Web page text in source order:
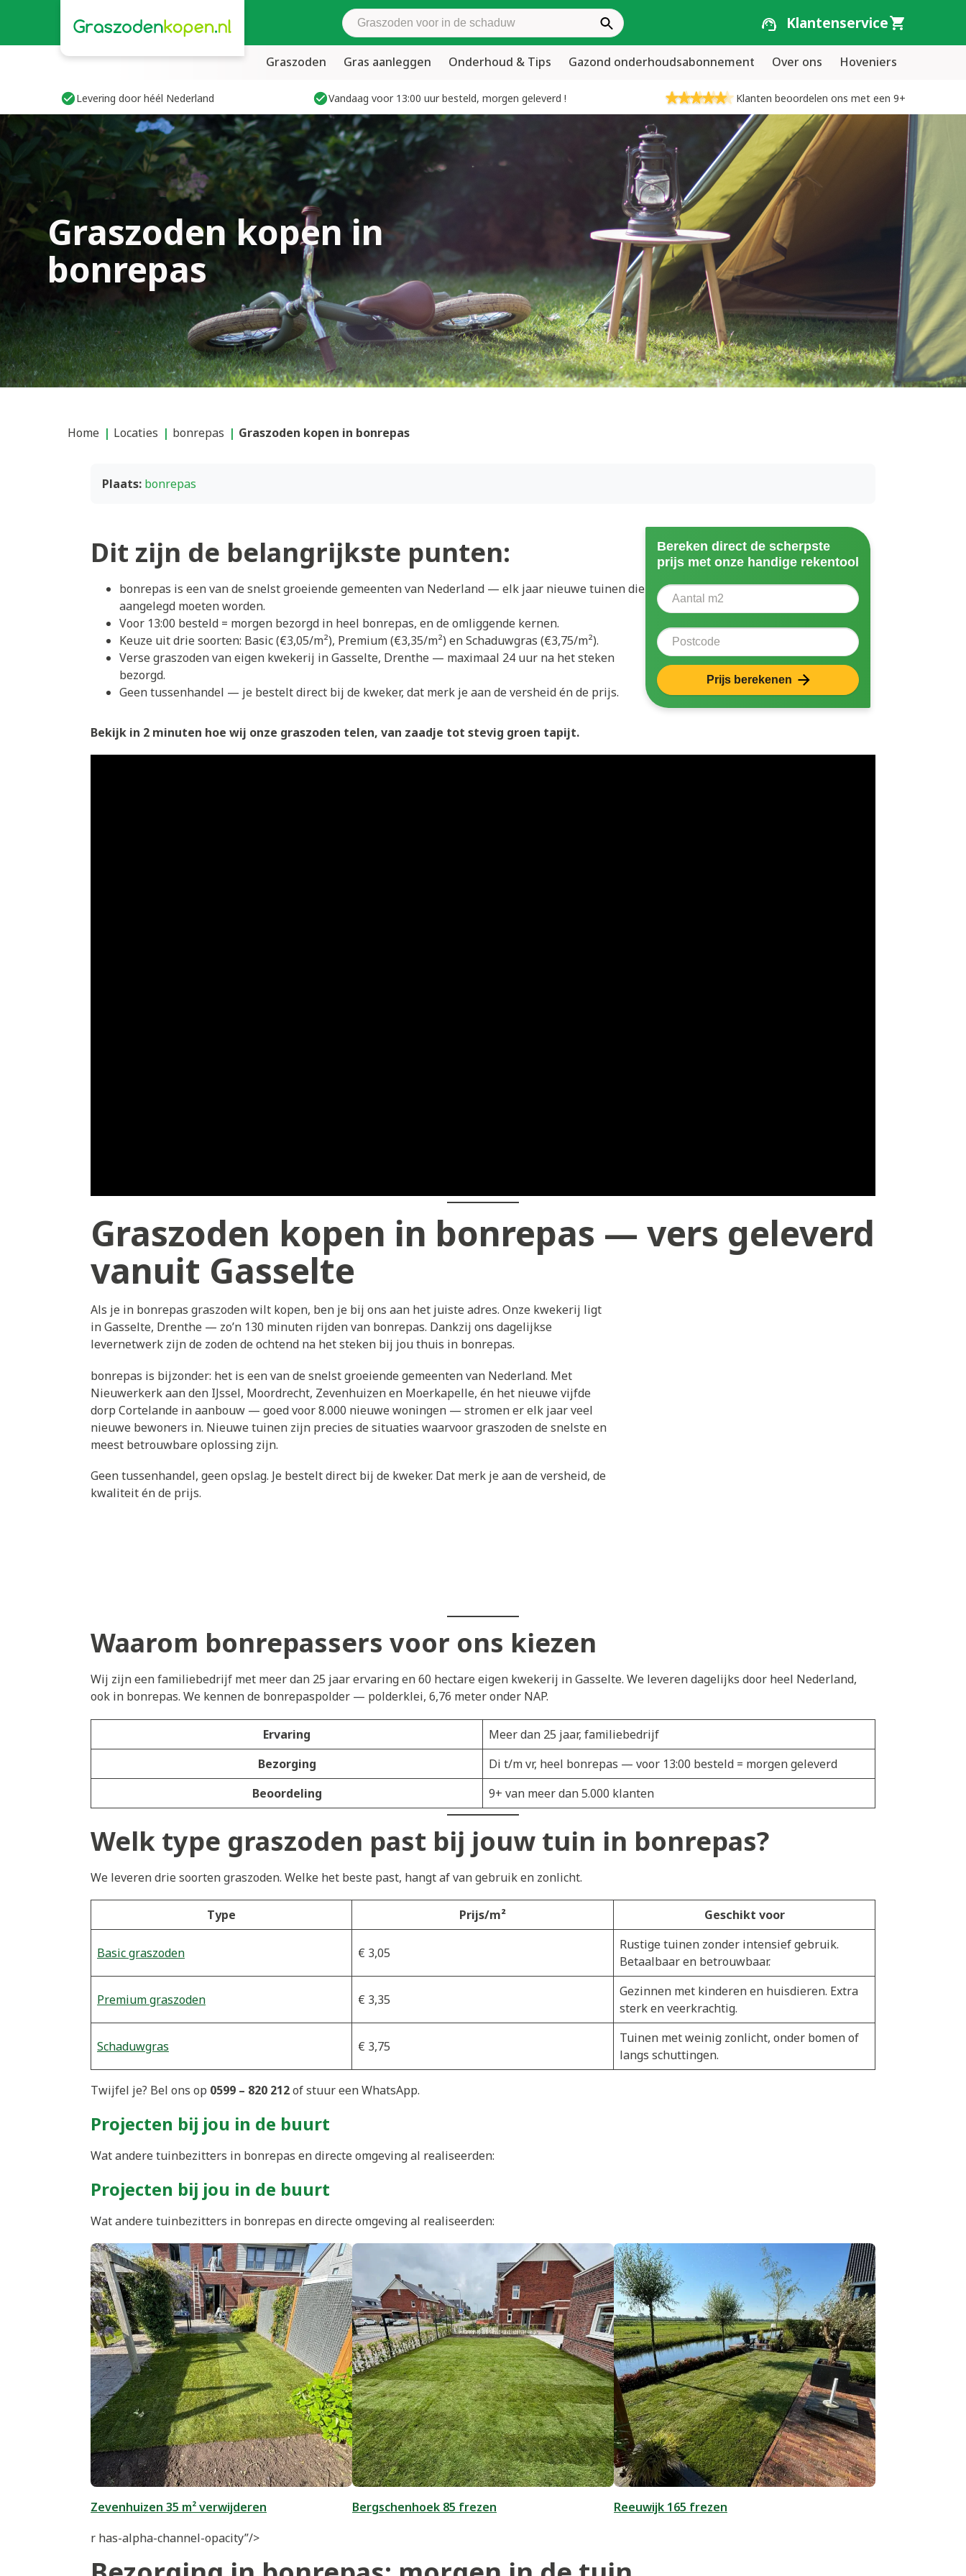
Zoek graszoden Klantenservice
Graszoden Gras aanleggen Onderhoud & Tips Gazond onderhoudsabonnement Over ons Hoveniers
Levering door héél Nederland Vandaag voor 13:00 uur besteld, morgen geleverd ! Klanten beoordelen ons met een 9+
Graszoden kopen in
bonrepas
Home Locaties bonrepas Graszoden kopen in bonrepas
Plaats: bonrepas
Dit zijn de belangrijkste punten:
bonrepas is een van de snelst groeiende gemeenten van Nederland — elk jaar nieuwe tuinen die
aangelegd moeten worden.
Voor 13:00 besteld = morgen bezorgd in heel bonrepas, en de omliggende kernen.
Keuze uit drie soorten: Basic (€3,05/m²), Premium (€3,35/m²) en Schaduwgras (€3,75/m²).
Verse graszoden van eigen kwekerij in Gasselte, Drenthe — maximaal 24 uur na het steken
bezorgd.
Geen tussenhandel — je bestelt direct bij de kweker, dat merk je aan de versheid én de prijs.
Bereken direct de scherpste
prijs met onze handige rekentool
Aantal vierkante meter
Postcode
Prijs berekenen
Bekijk in 2 minuten hoe wij onze graszoden telen, van zaadje tot stevig groen tapijt.
Graszoden kopen in bonrepas — vers geleverd
vanuit Gasselte
Als je in bonrepas graszoden wilt kopen, ben je bij ons aan het juiste adres. Onze kwekerij ligt
in Gasselte, Drenthe — zo’n 130 minuten rijden van bonrepas. Dankzij ons dagelijkse
levernetwerk zijn de zoden de ochtend na het steken bij jou thuis in bonrepas.
bonrepas is bijzonder: het is een van de snelst groeiende gemeenten van Nederland. Met
Nieuwerkerk aan den IJssel, Moordrecht, Zevenhuizen en Moerkapelle, én het nieuwe vijfde
dorp Cortelande in aanbouw — goed voor 8.000 nieuwe woningen — stromen er elk jaar veel
nieuwe bewoners in. Nieuwe tuinen zijn precies de situaties waarvoor graszoden de snelste en
meest betrouwbare oplossing zijn.
Geen tussenhandel, geen opslag. Je bestelt direct bij de kweker. Dat merk je aan de versheid, de
kwaliteit én de prijs.
Waarom bonrepassers voor ons kiezen
Wij zijn een familiebedrijf met meer dan 25 jaar ervaring en 60 hectare eigen kwekerij in Gasselte. We leveren dagelijks door heel Nederland,
ook in bonrepas. We kennen de bonrepaspolder — polderklei, 6,76 meter onder NAP.
Ervaring
Meer dan 25 jaar, familiebedrijf
Bezorging
Di t/m vr, heel bonrepas — voor 13:00 besteld = morgen geleverd
Beoordeling
9+ van meer dan 5.000 klanten
Welk type graszoden past bij jouw tuin in bonrepas?
We leveren drie soorten graszoden. Welke het beste past, hangt af van gebruik en zonlicht.
Type Prijs/m² Geschikt voor
Basic graszoden € 3,05
Rustige tuinen zonder intensief gebruik.
Betaalbaar en betrouwbaar.
Premium graszoden € 3,35
Gezinnen met kinderen en huisdieren. Extra
sterk en veerkrachtig.
Schaduwgras € 3,75
Tuinen met weinig zonlicht, onder bomen of
langs schuttingen.
Twijfel je? Bel ons op 0599 – 820 212of stuur een WhatsApp.
Projecten bij jou in de buurt
Wat andere tuinbezitters in bonrepas en directe omgeving al realiseerden:
Projecten bij jou in de buurt
Wat andere tuinbezitters in bonrepas en directe omgeving al realiseerden:
Zevenhuizen 35 m² verwijderen Bergschenhoek 85 frezen
Reeuwijk 165 frezen
r has-alpha-channel-opacity”/>